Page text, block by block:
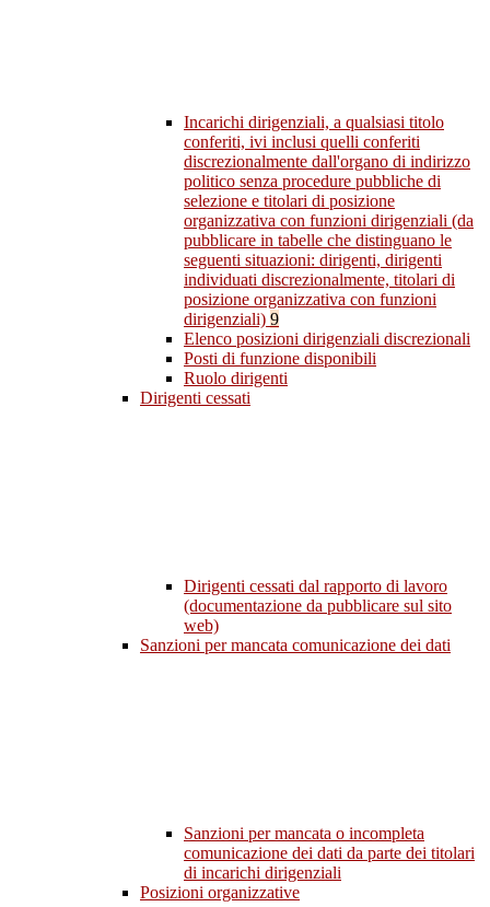
Incarichi dirigenziali, a qualsiasi titolo
conferiti, ivi inclusi quelli conferiti
discrezionalmente dall'organo di indirizzo
politico senza procedure pubbliche di
selezione e titolari di posizione
organizzativa con funzioni dirigenziali (da
pubblicare in tabelle che distinguano le
seguenti situazioni: dirigenti, dirigenti
individuati discrezionalmente, titolari di
posizione organizzativa con funzioni
dirigenziali) 9
Elenco posizioni dirigenziali discrezionali
Posti di funzione disponibili
Ruolo dirigenti
Dirigenti cessati
Dirigenti cessati dal rapporto di lavoro
(documentazione da pubblicare sul sito
web)
Sanzioni per mancata comunicazione dei dati
Sanzioni per mancata o incompleta
comunicazione dei dati da parte dei titolari
di incarichi dirigenziali
Posizioni organizzative